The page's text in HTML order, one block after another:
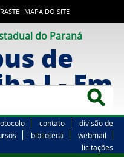
MAPA DO SITE
do Paraná
de
I -
contato
divisão de
biblioteca
webmail
licitações